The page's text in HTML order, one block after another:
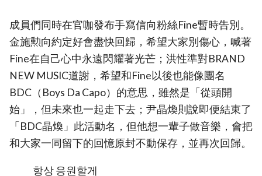
成員們同時在官咖發布手寫信向粉絲Fine暫時告別。
金施勲向約定好會盡快回歸，希望大家別傷心，喊著
Fine在自己心中永遠閃耀著光芒；洪性準對BRAND
NEW MUSIC道謝，希望和Fine以後也能像團名
BDC（Boys Da Capo）的意思，雖然是「從頭開
始」，但未來也一起走下去；尹晶煥則說即便結束了
「BDC晶煥」此活動名，但他想一輩子做音樂，會把
和大家一同留下的回憶原封不動保存，並再次回歸。
항상 응원할게